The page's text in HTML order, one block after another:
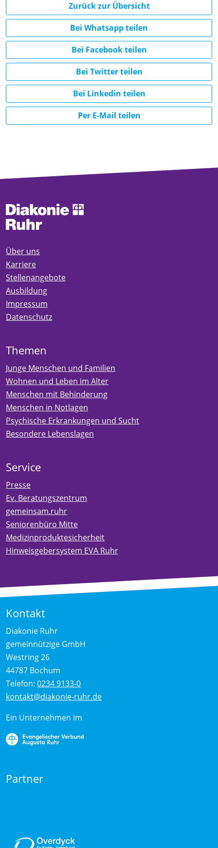
Zurück zur Übersicht
Bei Whatsapp teilen
Bei Facebook teilen
Bei Twitter teilen
Bei Linkedin teilen
Per E-Mail teilen
Über uns
Karriere
Stellenangebote
Ausbildung
Impressum
Datenschutz
Themen
Junge Menschen und Familien
Wohnen und Leben im Alter
Menschen mit Behinderung
Menschen in Notlagen
Psychische Erkrankungen und Sucht
Besondere Lebenslagen
Service
Presse
Ev. Beratungszentrum
gemeinsam.ruhr
Seniorenbüro Mitte
Medizinproduktesicherheit
Hinweisgebersystem EVA Ruhr
Kontakt
Diakonie Ruhr
gemeinnützige GmbH
Westring 26
44787 Bochum
Telefon: 0234 9133-0
kontakt@diakonie-ruhr.de
Ein Unternehmen im
Partner